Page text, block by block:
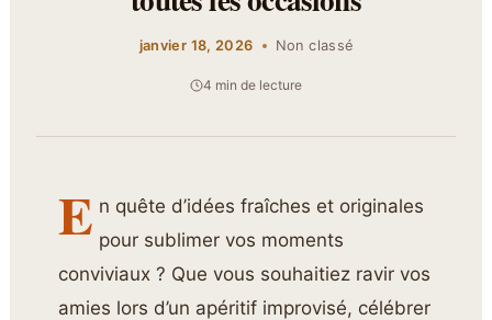
janvier 18, 2026 Non classé
4 min de lecture
E n quête d’idées fraîches et originales
pour sublimer vos moments
conviviaux ? Que vous souhaitiez ravir vos
amies lors d’un apéritif improvisé, célébrer